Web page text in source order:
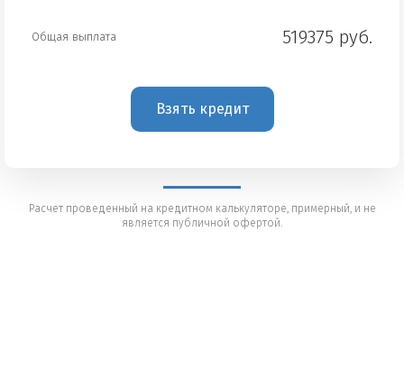
Общая выплата 519375 руб.
Взять кредит
Расчет проведенный на кредитном калькуляторе, примерный, и не
является публичной офертой.